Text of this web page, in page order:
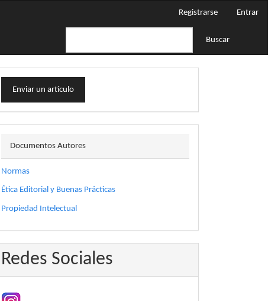
Registrarse Entrar
Buscar
Enviar
unEnviar un artículo
docautor
Documentos Autores
Normas
Ética Editorial y Buenas Prácticas
Propiedad Intelectual
Redes Sociales